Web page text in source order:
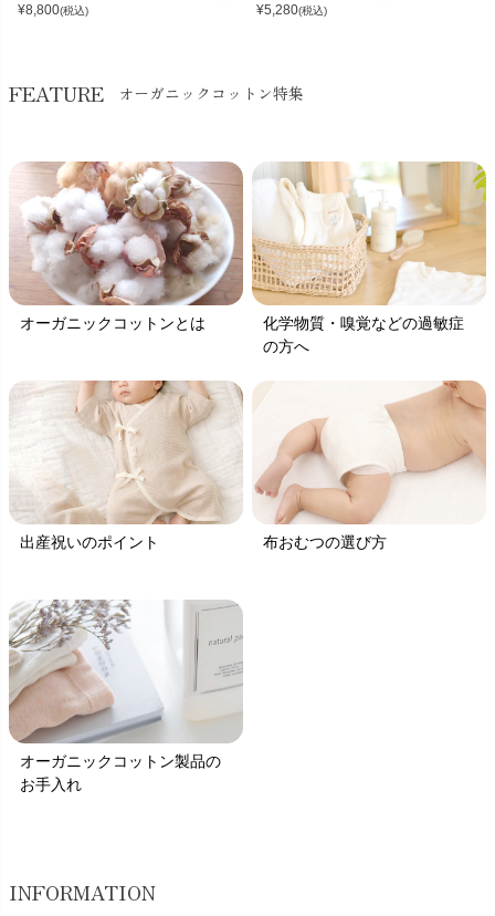
¥8,800(税込) ¥5,280(税込)
FEATURE オーガニックコットン特集
オーガニックコットンとは
化学物質・嗅覚などの過敏症
の方へ
出産祝いのポイント 布おむつの選び方
オーガニックコットン製品の
お手入れ
INFORMATION